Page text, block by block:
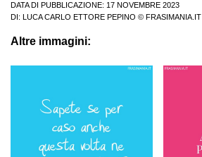
DATA DI PUBBLICAZIONE: 17 NOVEMBRE 2023
DI:
LUCA CARLO ETTORE PEPINO © FRASIMANIA.IT
Altre immagini: